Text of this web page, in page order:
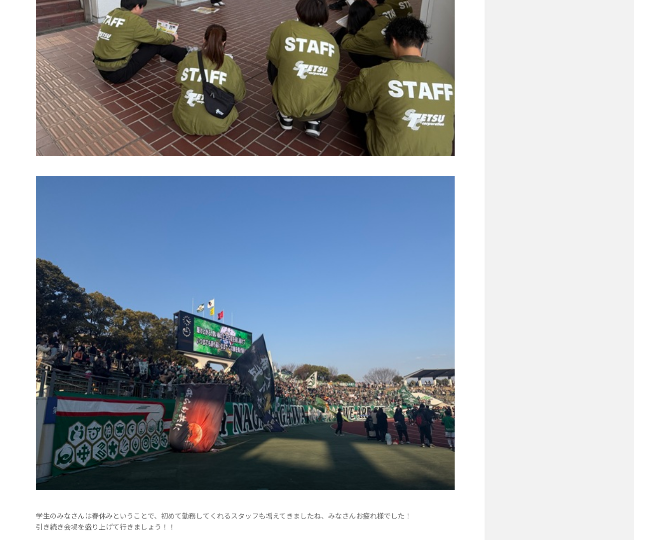
学生のみなさんは春休みということで、初めて勤務してくれるスタッフも増えてきましたね、みなさんお疲れ様でした！
引き続き会場を盛り上げて行きましょう！！